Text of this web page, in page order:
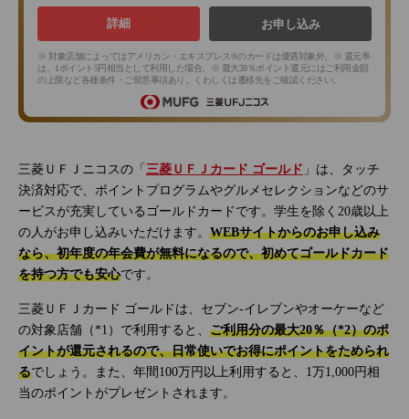
詳細 お申し込み
※ 対象店舗によってはアメリカン・エキスプレス®のカードは優遇対象外。※ 還元率
は、1ポイント5円相当として利用した場合。※ 最大20％ポイント還元にはご利用金額
の上限など各種条件・ご留意事項あり。くわしくは遷移先をご確認ください。
三菱ＵＦＪニコスの「 三菱ＵＦＪカード ゴールド 」は、タッチ
決済対応で、ポイントプログラムやグルメセレクションなどのサ
ービスが充実しているゴールドカードです。学生を除く20歳以上
の人がお申し込みいただけます。 WEBサイトからのお申し込み
なら、初年度の年会費が無料になるので、初めてゴールドカード
を持つ方でも安心です。
三菱ＵＦＪカード ゴールドは、セブン‐イレブンやオーケーなど
の対象店舗（*1）で利用すると、 ご利用分の最大20％（*2）のポ
イントが還元されるので、日常使いでお得にポイントをためられ
るでしょう。また、年間100万円以上利用すると、1万1,000円相
当のポイントがプレゼントされます。